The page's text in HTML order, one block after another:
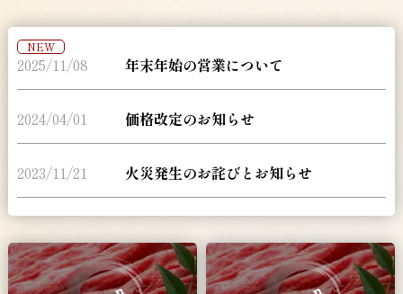
2025/11/08
NEW
年末年始の営業について
2024/04/01 価格改定のお知らせ
2023/11/21 火災発生のお詫びとお知らせ